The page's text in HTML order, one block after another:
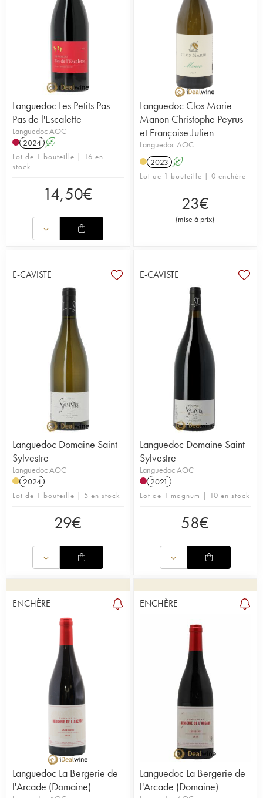
Languedoc Les Petits Pas
Pas de l'Escalette
Languedoc AOC
2024 A
Lot de 1 bouteille | 16 en
stock
14,50€
Languedoc Clos Marie
Manon Christophe Peyrus
et Françoise Julien
Languedoc AOC
2023 A
Lot de 1 bouteille | 0 enchère
23€
(mise à prix)
E-CAVISTE
Languedoc Domaine Saint-
Sylvestre
Languedoc AOC
2024
Lot de 1 bouteille | 5 en stock
29€
E-CAVISTE
Languedoc Domaine Saint-
Sylvestre
Languedoc AOC
2021
Lot de 1 magnum | 10 en stock
58€
ENCHÈRE
Languedoc La Bergerie de
l'Arcade (Domaine)
ENCHÈRE
Languedoc La Bergerie de
l'Arcade (Domaine)